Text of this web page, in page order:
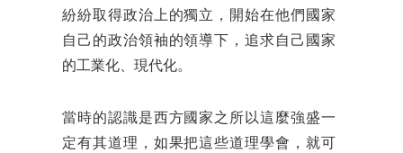
紛紛取得政治上的獨立，開始在他們國家
自己的政治領袖的領導下，追求自己國家
的工業化、現代化。
當時的認識是西方國家之所以這麼強盛一
定有其道理，如果把這些道理學會，就可